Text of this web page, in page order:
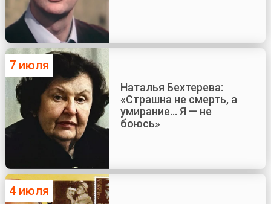
7 июля
Наталья Бехтерева:
«Страшна не смерть, а
умирание... Я — не
боюсь»
4 июля